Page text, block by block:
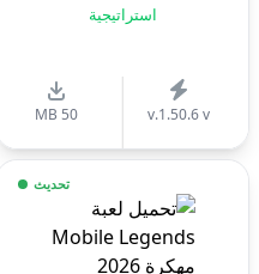
استراتيجية
v.1.50.6 v
50 MB
تحديث